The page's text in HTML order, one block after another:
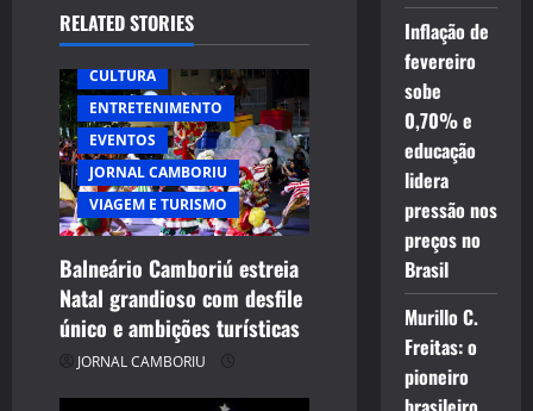
v
i
g
a
t
i
o
n
RELATED STORIES
CULTURA
ENTRETENIMENTO
EVENTOS
JORNAL CAMBORIU
VIAGEM E TURISMO
Balneário Camboriú estreia
Natal grandioso com desfile
único e ambições turísticas
JORNAL CAMBORIU
Inflação de
fevereiro
sobe
0,70% e
educação
lidera
pressão nos
preços no
Brasil
Murillo C.
Freitas: o
pioneiro